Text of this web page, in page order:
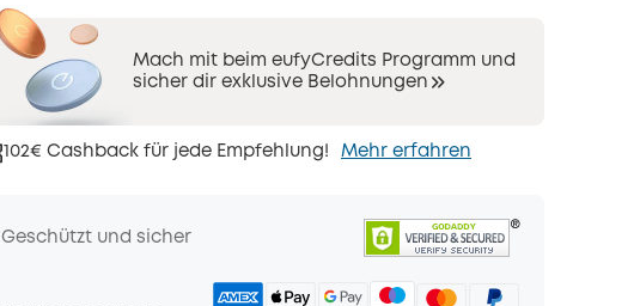
Mach mit beim eufyCredits Programm und
sicher dir exklusive Belohnungen
102€ Cashback für jede Empfehlung! Mehr erfahren
Geschützt und sicher